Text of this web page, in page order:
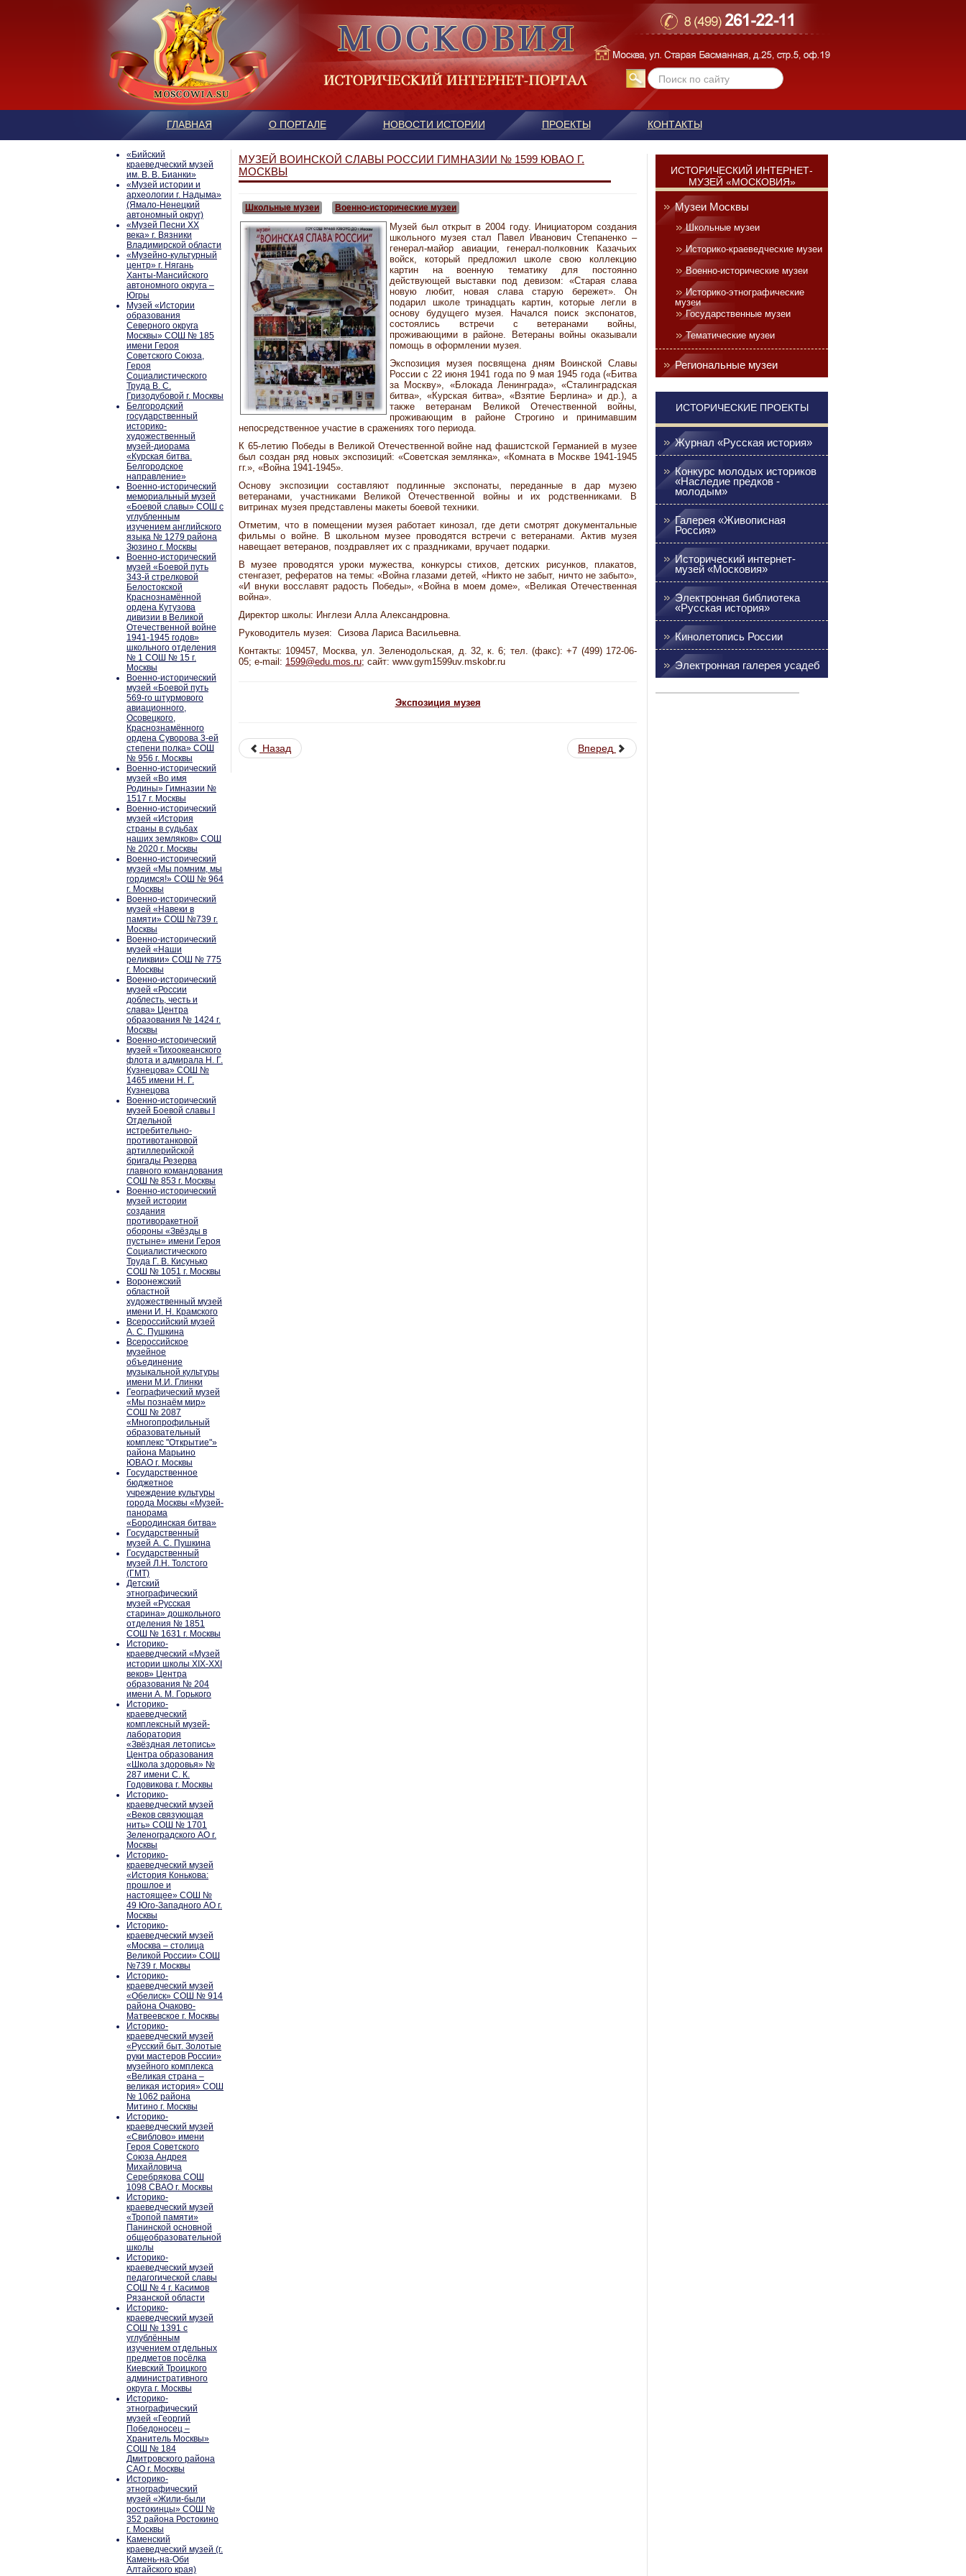
ГЛАВНАЯ О ПОРТАЛЕ НОВОСТИ ИСТОРИИ ПРОЕКТЫ КОНТАКТЫ
ИСТОРИЧЕСКИЙ ИНТЕРНЕТ-
МУЗЕЙ «МОСКОВИЯ»
Музеи Москвы
Школьные музеи
Историко-краеведческие музеи
Военно-исторические музеи
Историко-этнографические
музеи
Государственные музеи
Тематические музеи
Региональные музеи
ИСТОРИЧЕСКИЕ ПРОЕКТЫ
Журнал «Русская история»
Конкурс молодых историков
«Наследие предков -
молодым»
Галерея «Живописная
Россия»
Исторический интернет-
музей «Московия»
Электронная библиотека
«Русская история»
Кинолетопись России
Электронная галерея усадеб
«Бийский
краеведческий музей
им. В. В. Бианки»
«Музей истории и
археологии г. Надыма»
(Ямало-Ненецкий
автономный округ)
«Музей Песни ХХ
века» г. Вязники
Владимирской области
«Музейно-культурный
центр» г. Нягань
Ханты-Мансийского
автономного округа –
Югры
Mузей «Истории
образования
Северного округа
Москвы» СОШ № 185
имени Героя
Советского Союза,
Героя
Социалистического
Труда В. С.
Гризодубовой г. Москвы
Белгородский
государственный
историко-
художественный
музей-диорама
«Курская битва.
Белгородское
направление»
Военно-исторический
мемориальный музей
«Боевой славы» СОШ с
углубленным
изучением английского
языка № 1279 района
Зюзино г. Москвы
Военно-исторический
музей «Боевой путь
343-й стрелковой
Белостокской
Краснознамённой
ордена Кутузова
дивизии в Великой
Отечественной войне
1941-1945 годов»
школьного отделения
№ 1 СОШ № 15 г.
Москвы
Военно-исторический
музей «Боевой путь
569-го штурмового
авиационного,
Осовецкого,
Краснознамённого
ордена Суворова 3-ей
степени полка» СОШ
№ 956 г. Москвы
Военно-исторический
музей «Во имя
Родины» Гимназии №
1517 г. Москвы
Военно-исторический
музей «История
страны в судьбах
наших земляков» СОШ
№ 2020 г. Москвы
Военно-исторический
музей «Мы помним, мы
гордимся!» СОШ № 964
г. Москвы
Военно-исторический
музей «Навеки в
памяти» СОШ №739 г.
Москвы
Военно-исторический
музей «Наши
реликвии» СОШ № 775
г. Москвы
Военно-исторический
музей «России
доблесть, честь и
слава» Центра
образования № 1424 г.
Москвы
Военно-исторический
музей «Тихоокеанского
флота и адмирала Н. Г.
Кузнецова» СОШ №
1465 имени Н. Г.
Кузнецова
Военно-исторический
музей Боевой славы I
Отдельной
истребительно-
противотанковой
артиллерийской
бригады Резерва
главного командования
СОШ № 853 г. Москвы
Военно-исторический
музей истории
создания
противоракетной
обороны «Звёзды в
пустыне» имени Героя
Социалистического
Труда Г. В. Кисунько
СОШ № 1051 г. Москвы
Воронежский
областной
художественный музей
имени И. Н. Крамского
Всероссийский музей
А. С. Пушкина
Всероссийское
музейное
объединение
музыкальной культуры
имени М.И. Глинки
Географический музей
«Мы познаём мир»
СОШ № 2087
«Многопрофильный
образовательный
комплекс "Открытие"»
района Марьино
ЮВАО г. Москвы
Государственное
бюджетное
учреждение культуры
города Москвы «Музей-
панорама
«Бородинская битва»
Государственный
музей А. С. Пушкина
Государственный
музей Л.Н. Толстого
(ГМТ)
Детский
этнографический
музей «Русская
старина» дошкольного
отделения № 1851
СОШ № 1631 г. Москвы
Историко-
краеведческий «Музей
истории школы XIX-XXI
веков» Центра
образования № 204
имени А. М. Горького
Историко-
краеведческий
комплексный музей-
лаборатория
«Звёздная летопись»
Центра образования
«Школа здоровья» №
287 имени С. К.
Годовикова г. Москвы
Историко-
краеведческий музей
«Веков связующая
нить» СОШ № 1701
Зеленоградского АО г.
Москвы
Историко-
краеведческий музей
«История Конькова:
прошлое и
настоящее» СОШ №
49 Юго-Западного АО г.
Москвы
Историко-
краеведческий музей
«Москва – столица
Великой России» СОШ
№739 г. Москвы
Историко-
краеведческий музей
«Обелиск» СОШ № 914
района Очаково-
Матвеевское г. Москвы
Историко-
краеведческий музей
«Русский быт. Золотые
руки мастеров России»
музейного комплекса
«Великая страна –
великая история» СОШ
№ 1062 района
Митино г. Москвы
Историко-
краеведческий музей
«Свиблово» имени
Героя Советского
Союза Андрея
Михайловича
Серебрякова СОШ
1098 СВАО г. Москвы
Историко-
краеведческий музей
«Тропой памяти»
Панинской основной
общеобразовательной
школы
Историко-
краеведческий музей
педагогической славы
СОШ № 4 г. Касимов
Рязанской области
Историко-
краеведческий музей
СОШ № 1391 с
углублённым
изучением отдельных
предметов посёлка
Киевский Троицкого
административного
округа г. Москвы
Историко-
этнографический
музей «Георгий
Победоносец –
Хранитель Москвы»
СОШ № 184
Дмитровского района
САО г. Москвы
Историко-
этнографический
музей «Жили-были
ростокинцы» СОШ №
352 района Ростокино
г. Москвы
Каменский
краеведческий музей (г.
Камень-на-Оби
Алтайского края)
МУЗЕЙ ВОИНСКОЙ СЛАВЫ РОССИИ ГИМНАЗИИ № 1599 ЮВАО Г.
МОСКВЫ
Школьные музеи Военно-исторические музеи
Музей был открыт в 2004 году. Инициатором создания
школьного музея стал Павел Иванович Степаненко –
генерал-майор авиации, генерал-полковник Казачьих
войск, который предложил школе свою коллекцию
картин на военную тематику для постоянно
действующей выставки под девизом: «Старая слава
новую любит, новая слава старую бережет». Он
подарил школе тринадцать картин, которые легли в
основу будущего музея. Начался поиск экспонатов,
состоялись встречи с ветеранами войны,
проживающими в районе. Ветераны войны оказывали
помощь в оформлении музея.
Экспозиция музея посвящена дням Воинской Славы
России с 22 июня 1941 года по 9 мая 1945 года («Битва
за Москву», «Блокада Ленинграда», «Сталинградская
битва», «Курская битва», «Взятие Берлина» и др.), а
также ветеранам Великой Отечественной войны,
проживающим в районе Строгино и принимавшим
непосредственное участие в сражениях того периода.
К 65-летию Победы в Великой Отечественной войне над фашистской Германией в музее
был создан ряд новых экспозиций: «Советская землянка», «Комната в Москве 1941-1945
гг.», «Война 1941-1945».
Основу экспозиции составляют подлинные экспонаты, переданные в дар музею
ветеранами, участниками Великой Отечественной войны и их родственниками. В
витринах музея представлены макеты боевой техники.
Отметим, что в помещении музея работает кинозал, где дети смотрят документальные
фильмы о войне. В школьном музее проводятся встречи с ветеранами. Актив музея
навещает ветеранов, поздравляет их с праздниками, вручает подарки.
В музее проводятся уроки мужества, конкурсы стихов, детских рисунков, плакатов,
стенгазет, рефератов на темы: «Война глазами детей, «Никто не забыт, ничто не забыто»,
«И внуки восславят радость Победы», «Война в моем доме», «Великая Отечественная
война».
Директор школы: Инглези Алла Александровна.
Руководитель музея: Сизова Лариса Васильевна.
Контакты: 109457, Москва, ул. Зеленодольская, д. 32, к. 6; тел. (факс): +7 (499) 172-06-
05; e-mail: 1599@edu.mos.ru; сайт: www.gym1599uv.mskobr.ru
Экспозиция музея
Назад Вперед